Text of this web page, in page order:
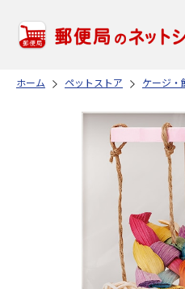
ホーム ペットストア ケージ・